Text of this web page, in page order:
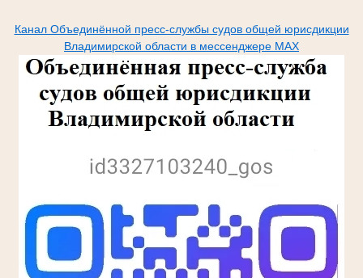
Канал Объединённой пресс-службы судов общей юрисдикции
Владимирской области в мессенджере МАХ